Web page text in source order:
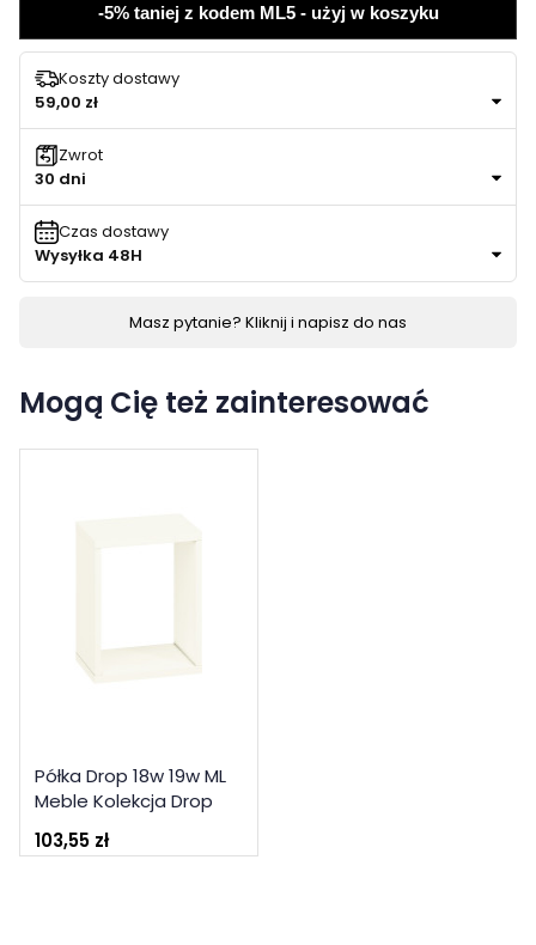
-5% taniej z kodem ML5 - użyj w koszyku
Koszty dostawy
59,00 zł
Zwrot
30 dni
Czas dostawy
Wysyłka 48H
Masz pytanie? Kliknij i napisz do nas
Mogą Cię też zainteresować
Półka Drop 18w 19w ML
Meble Kolekcja Drop
103,55 zł